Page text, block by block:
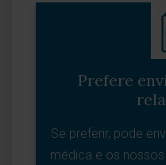
Prefere
Se preferir, pode
médica e os